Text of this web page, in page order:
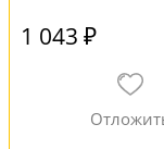
1 043 ₽